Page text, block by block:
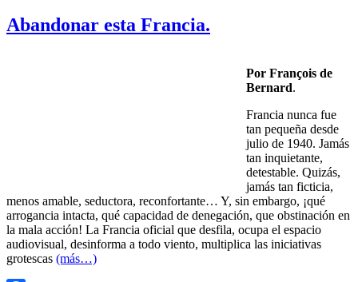
Abandonar esta Francia.
Por François de
Bernard.
Francia nunca fue
tan pequeña desde
julio de 1940. Jamás
tan inquietante,
detestable. Quizás,
jamás tan ficticia,
menos amable, seductora, reconfortante… Y, sin embargo, ¡qué
arrogancia intacta, qué capacidad de denegación, que obstinación en
la mala acción! La Francia oficial que desfila, ocupa el espacio
audiovisual, desinforma a todo viento, multiplica las iniciativas
grotescas (más…)